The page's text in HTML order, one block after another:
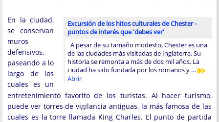
Excursión de los hitos culturales de Chester -
puntos de interés que 'debes ver'
A pesar de su tamaño modesto, Chester es una
de las ciudades más visitadas de Inglaterra. Su
historia se remonta a más de dos mil años. La
ciudad ha sido fundada por los romanos y …
Abrir
En la ciudad,
se conservan
muros
defensivos,
paseando a lo
largo de los
cuales es un
entretenimiento favorito de los turistas. Al hacer turismo,
puede ver torres de vigilancia antiguas, la más famosa de las
cuales es la torre llamada King Charles. El punto de partida